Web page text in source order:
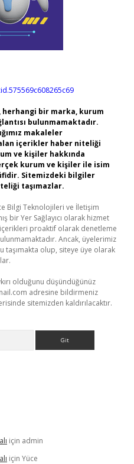
bir marka, kurum
bulunmamaktadır.
makaleler
içerikler haber niteliği
ve kişiler hakkında
kurum ve kişiler ile isim
Sitemizdeki bilgiler
taşımazlar.
Bilgi Teknolojileri ve İletişim
bir Yer Sağlayıcı olarak hizmet
proaktif olarak denetleme
Ancak, üyelerimiz
taşımakta olup, siteye üye olarak
olduğunu düşündüğünüz
adresine bildirmeniz
sitemizden kaldırılacaktır.
için admin
için Yüce